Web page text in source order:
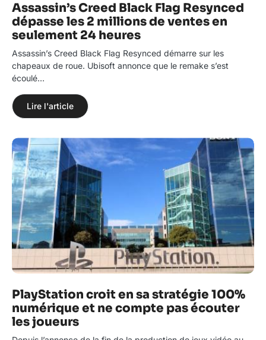
Assassin’s Creed Black Flag Resynced
dépasse les 2 millions de ventes en
seulement 24 heures
Assassin’s Creed Black Flag Resynced démarre sur les
chapeaux de roue. Ubisoft annonce que le remake s’est
écoulé…
Lire l'article
PlayStation croit en sa stratégie 100%
numérique et ne compte pas écouter
les joueurs